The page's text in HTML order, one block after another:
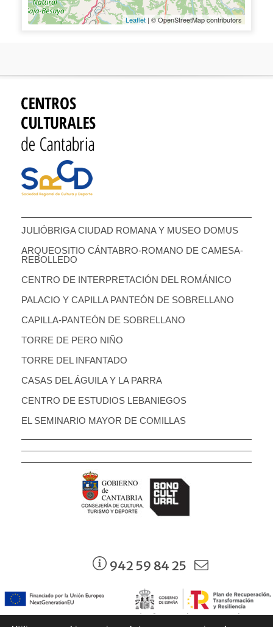
Leaflet | © OpenStreetMap contributors
JULIÓBRIGA CIUDAD ROMANA Y MUSEO DOMUS
ARQUEOSITIO CÁNTABRO-ROMANO DE CAMESA-
REBOLLEDO
CENTRO DE INTERPRETACIÓN DEL ROMÁNICO
PALACIO Y CAPILLA PANTEÓN DE SOBRELLANO
CAPILLA-PANTEÓN DE SOBRELLANO
TORRE DE PERO NIÑO
TORRE DEL INFANTADO
CASAS DEL ÁGUILA Y LA PARRA
CENTRO DE ESTUDIOS LEBANIEGOS
EL SEMINARIO MAYOR DE COMILLAS
942 59 84 25
942 37 74 59 - torre.infantado@srecd.es